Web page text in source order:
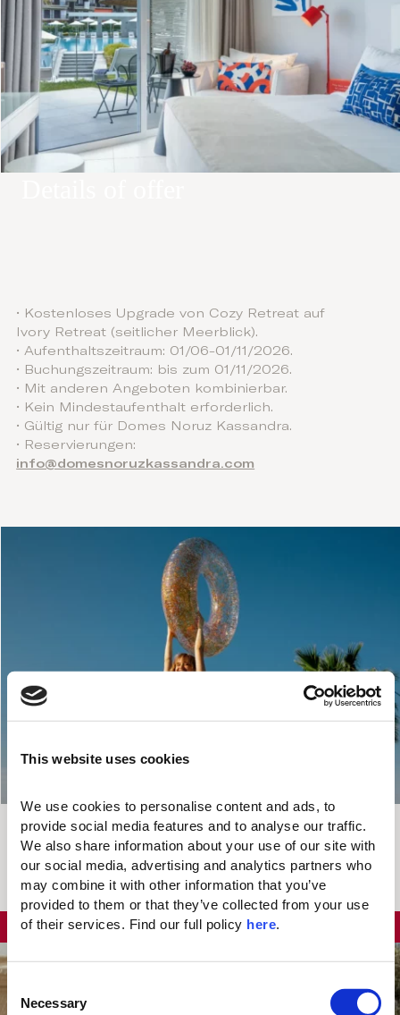
This website uses cookies
We use cookies to personalise content and ads, to
provide social media features and to analyse our traffic.
We also share information about your use of our site with
our social media, advertising and analytics partners who
may combine it with other information that you’ve
provided to them or that they’ve collected from your use
of their services. Find our full policy here
C
Necessary
• Kostenloses Upgrade von Cozy Retreat auf
Ivory Retreat (seitlicher Meerblick).
• Aufenthaltszeitraum: 01/06-01/11/2026.
• Buchungszeitraum: bis zum 01/11/2026.
• Mit anderen Angeboten kombinierbar.
• Kein Mindestaufenthalt erforderlich.
• Gültig nur für Domes Noruz Kassandra.
• Reservierungen:
info@domesnoruzkassandra.com
Valid Until
Das Saisonende
KOSTENLOSES
UPGRADE
Das könnte Ihnen auch gefallen...
BIS ZU 25%RABATT